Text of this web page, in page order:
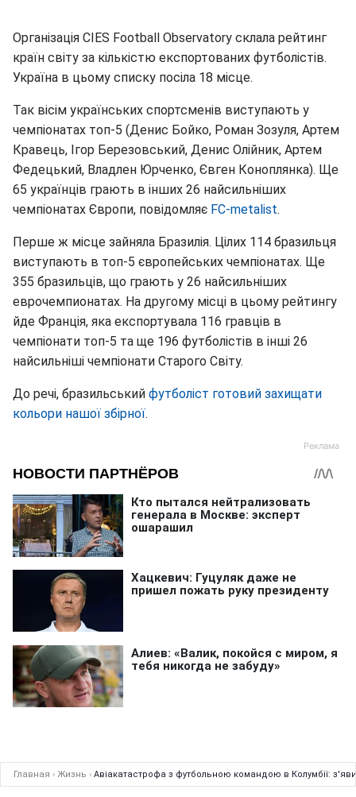
Організація CIES Football Observatory склала рейтинг
країн світу за кількістю експортованих футболістів.
Україна в цьому списку посіла 18 місце.
Так вісім українських спортсменів виступають у
чемпіонатах топ-5 (Денис Бойко, Роман Зозуля, Артем
Кравець, Ігор Березовський, Денис Олійник, Артем
Федецький, Владлен Юрченко, Євген Коноплянка). Ще
65 українців грають в інших 26 найсильніших
чемпіонатах Європи, повідомляє FC-metalist.
Перше ж місце зайняла Бразилія. Цілих 114 бразильця
виступають в топ-5 європейських чемпіонатах. Ще
355 бразильців, що грають у 26 найсильніших
еврочемпионатах. На другому місці в цьому рейтингу
йде Франція, яка експортувала 116 гравців в
чемпіонати топ-5 та ще 196 футболістів в інші 26
найсильніші чемпіонати Старого Світу.
До речі, бразильський футболіст готовий захищати
кольори нашої збірної.
Главная › Жизнь › Авіакатастрофа з футбольною командою в Колумбії: